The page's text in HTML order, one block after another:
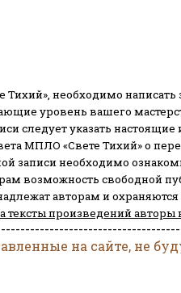
Тихий», необходимо
уровень вашего
следует указать
МПЛО «Свете Тихий» о
записи необходимо
возможность свободной
авторам и охраняются
тексты произведений авторы
на сайте, не